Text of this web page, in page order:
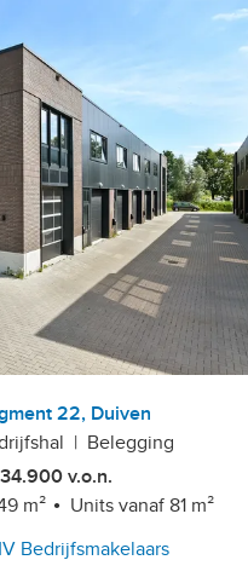
22, Duiven
| Belegging
v.o.n.
m²
Units vanaf 81 m²
Bedrijfsmakelaars